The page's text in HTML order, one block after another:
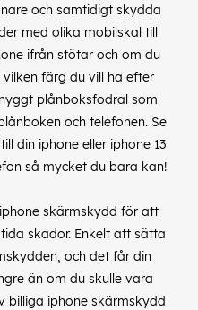
och samtidigt skydda
med olika mobilskal till
ifrån stötar och om du
färg du vill ha efter
plånboksfodral som
och telefonen. Se
din iphone eller iphone 13
så mycket du bara kan!
skärmskydd för att
skador. Enkelt att sätta
och det får din
än om du skulle vara
billiga iphone skärmskydd